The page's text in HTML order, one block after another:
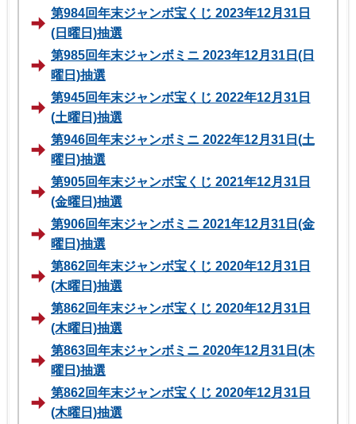
第984回年末ジャンボ宝くじ 2023年12月31日
(日曜日)抽選
第985回年末ジャンボミニ 2023年12月31日(日
曜日)抽選
第945回年末ジャンボ宝くじ 2022年12月31日
(土曜日)抽選
第946回年末ジャンボミニ 2022年12月31日(土
曜日)抽選
第905回年末ジャンボ宝くじ 2021年12月31日
(金曜日)抽選
第906回年末ジャンボミニ 2021年12月31日(金
曜日)抽選
第862回年末ジャンボ宝くじ 2020年12月31日
(木曜日)抽選
第862回年末ジャンボ宝くじ 2020年12月31日
(木曜日)抽選
第863回年末ジャンボミニ 2020年12月31日(木
曜日)抽選
第862回年末ジャンボ宝くじ 2020年12月31日
(木曜日)抽選